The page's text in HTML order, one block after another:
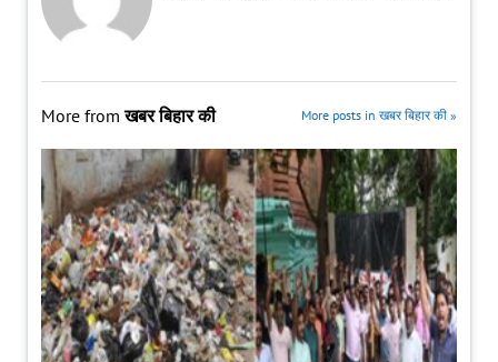
More fromखबर बिहार की More posts in खबर बिहार की »